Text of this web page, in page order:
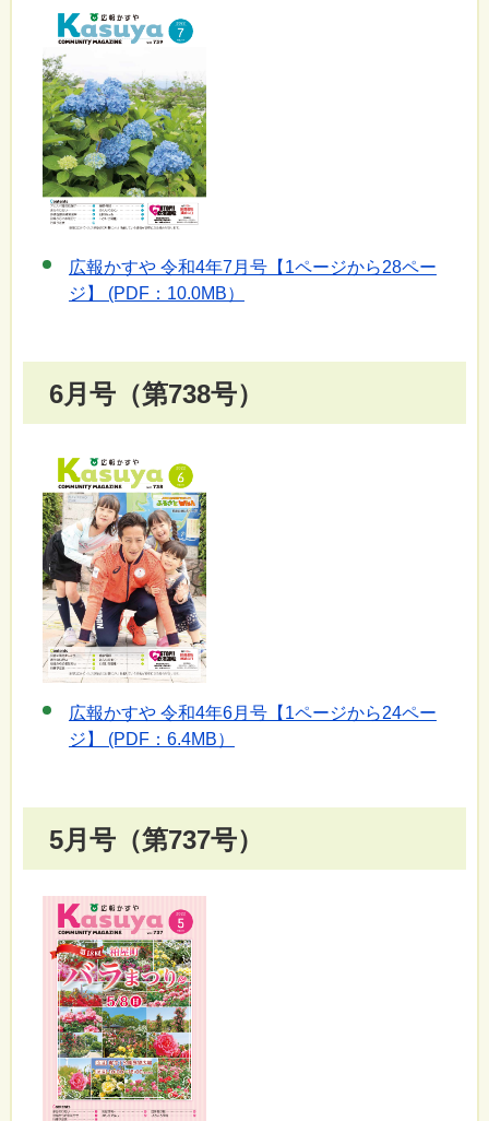
広報かすや 令和4年7月号【1ページから28ペー
ジ】 (PDF：10.0MB）
6月号（第738号）
広報かすや 令和4年6月号【1ページから24ペー
ジ】 (PDF：6.4MB）
5月号（第737号）